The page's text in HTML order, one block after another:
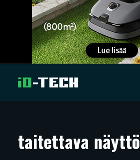
ARTIKKELIT
taitettava näyttö